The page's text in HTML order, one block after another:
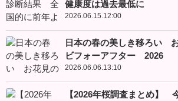
健康度は過去最低に
2026.06.15.12:00
日本の春の美しき移ろい
ビフォーアフター 2026
2026.06.06.13:10
【2026年桜調査まとめ】